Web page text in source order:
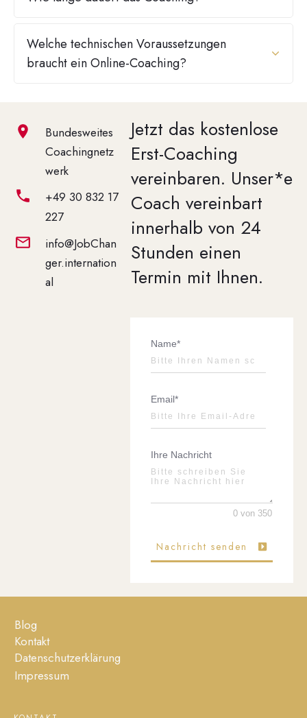
Welche technischen Voraussetzungen
braucht ein Online-Coaching?
Bundesweites
Coachingnetz
werk
+49 30 832 17
227
info@JobChan
ger.internation
al
Jetzt das kostenlose
Erst-Coaching
vereinbaren. Unser*e
Coach vereinbart
innerhalb von 24
Stunden einen
Termin mit Ihnen.
Name*
Email*
Ihre Nachricht
0 von 350
Nachricht senden
Blog
Kontakt
Datenschutzerklärung
Impressum